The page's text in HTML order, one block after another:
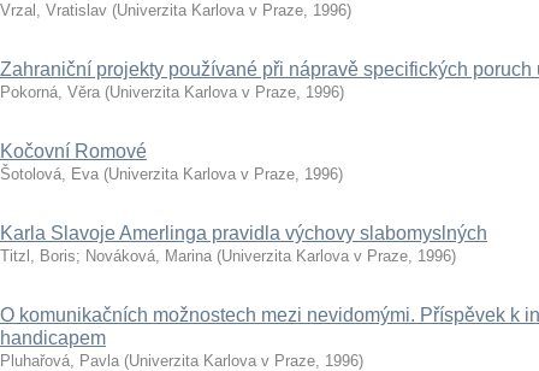
Vrzal, Vratislav (Univerzita Karlova v Praze, 1996)
Zahraniční projekty používané při nápravě specifických poruch
Pokorná, Věra (Univerzita Karlova v Praze, 1996)
Kočovní Romové
Šotolová, Eva (Univerzita Karlova v Praze, 1996)
Karla Slavoje Amerlinga pravidla výchovy slabomyslných
Titzl, Boris; Nováková, Marina (Univerzita Karlova v Praze, 1996)
O komunikačních možnostech mezi nevidomými. Příspěvek k
handicapem
Pluhařová, Pavla (Univerzita Karlova v Praze, 1996)